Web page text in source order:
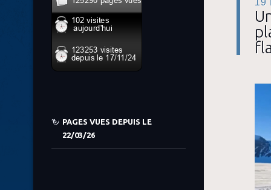
PAGES VUES DEPUIS LE
22/03/26